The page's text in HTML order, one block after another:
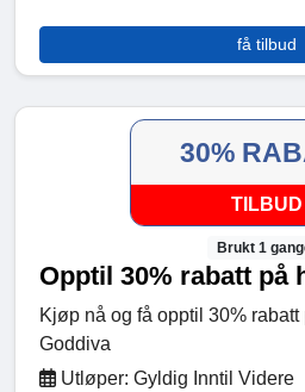
få tilbud
30%
TILBUD
Brukt 1
Opptil 30% rabatt på
Kjøp nå og få opptil 30%
Goddiva
Utløper: Gyldig Inntil Videre